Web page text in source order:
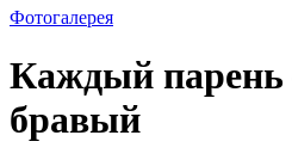
Фотогалерея
Каждый парень
бравый